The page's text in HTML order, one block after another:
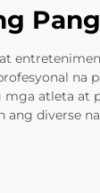
na
atleta at
ang diverse